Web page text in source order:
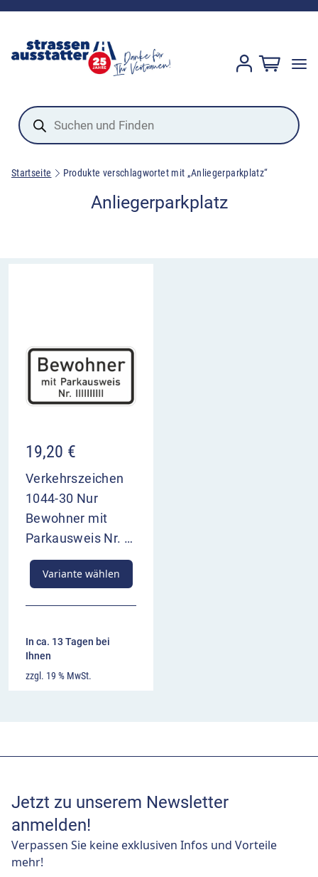
Products
search
Startseite Produkte verschlagwortet mit „Anliegerparkplatz“
Anliegerparkplatz
19,20 €
Verkehrszeichen
1044-30 Nur
Bewohner mit
Parkausweis Nr. …
Variante wählen
In ca. 13 Tagen bei
Ihnen
zzgl. 19 % MwSt.
Jetzt zu unserem Newsletter
anmelden!
Verpassen Sie keine exklusiven Infos und Vorteile
mehr!